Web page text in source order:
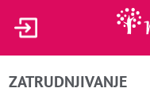
ZATRUDNJIVANJE